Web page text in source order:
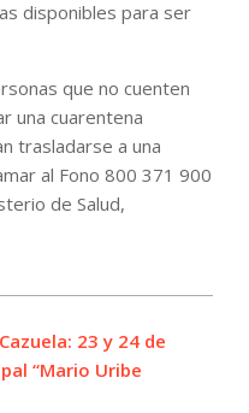
disponibles para ser
que no cuenten
una cuarentena
trasladarse a una
al Fono 800 371 900
de Salud,
23 y 24 de
“Mario Uribe